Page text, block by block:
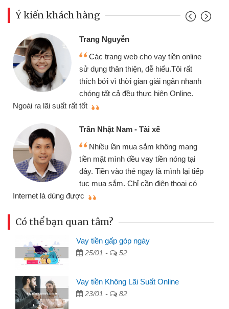
Ý kiến khách hàng
Đoàn Hữu Cảnh
Mình cần tiền gấp nên định cầm cố
chiếc xe wave nhưng thật may đã có
gói vay tiền bằng CMND online không
cần gặp mặt nên rất tiện lợi, sẽ giới
thiệu cho bạn bè biết
Cấn Văn Lực - Tạp hóa
Tôi kinh doanh buôn bán nhỏ lẻ
nhiều lúc cần vốn nhập hàng, nhờ biết
đến website qua bạn bè giới thiệu tôi
đã giải quyết được công việc của
Có thể bạn quan tâm?
Vay tiền gấp góp ngày
25/01 - 52
Vay tiền Không Lãi Suất Online
23/01 - 82